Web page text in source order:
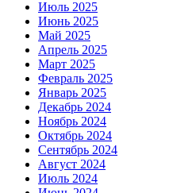
Июль 2025
Июнь 2025
Май 2025
Апрель 2025
Март 2025
Февраль 2025
Январь 2025
Декабрь 2024
Ноябрь 2024
Октябрь 2024
Сентябрь 2024
Август 2024
Июль 2024